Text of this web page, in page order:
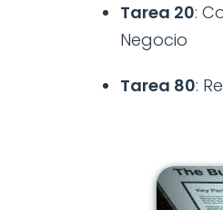
Tarea 20:
Negocio
Tarea 80: